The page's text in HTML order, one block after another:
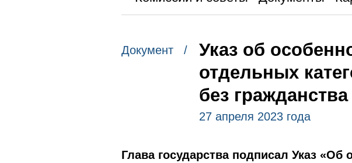
Документ /
Указ об
отдельных
без
27 апреля 2023 года
Глава государства подписал Указ